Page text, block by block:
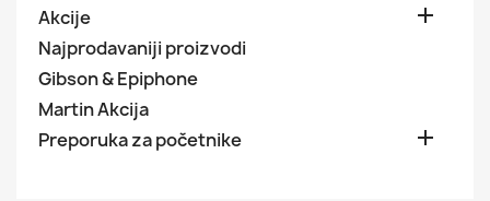
Akcije 
Najprodavaniji proizvodi
Gibson & Epiphone
Martin Akcija
Preporuka za početnike
